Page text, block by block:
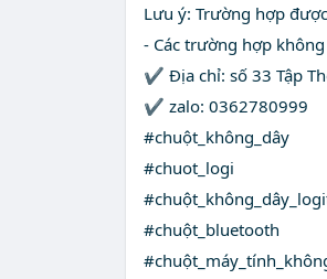
Lưu ý: Trường hợp
- Các trường hợp
✔️ Địa chỉ: số 33 Tập
✔️ zalo: 0362780999
#chuột_không_dây
#chuot_logi
#chuột_bluetooth